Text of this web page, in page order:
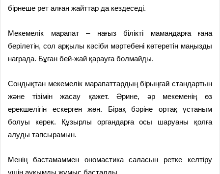
бірнеше рет алған жайттар да кездеседі.
Мекемелік марапат – нағыз білікті мамандарға ғана
берілетін, сол арқылы кәсіби мәртебені көтеретін маңызды
награда. Бұған бей-жай қарауға болмайды.
Сондықтан мекемелік марапаттардың бірыңғай стандартын
және тізімін жасау қажет. Әрине, әр мекеменің өз
ерекшелігін ескерген жөн. Бірақ бәріне ортақ ұстаным
болуы керек. Құзырлы органдарға осы шаруаны қолға
алуды тапсырамын.
Менің бастамаммен ономастика саласын ретке келтіру
үшін ауқымды жұмыс басталды.